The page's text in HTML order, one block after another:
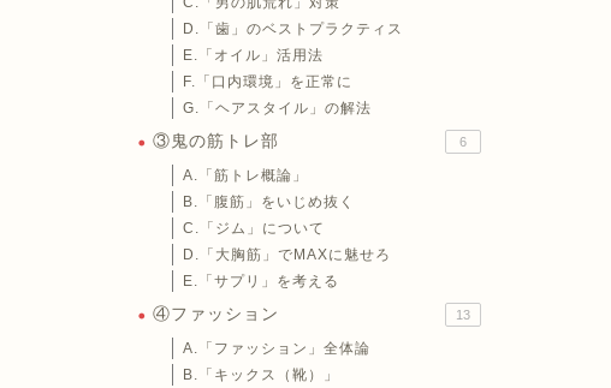
D.「歯」のベストプラクティス
E.「オイル」活用法
F.「口内環境」を正常に
G.「ヘアスタイル」の解法
③鬼の筋トレ部 6
A.「筋トレ概論」
B.「腹筋」をいじめ抜く
C.「ジム」について
D.「大胸筋」でMAXに魅せろ
E.「サプリ」を考える
④ファッション 13
A.「ファッション」全体論
B.「キックス（靴）」